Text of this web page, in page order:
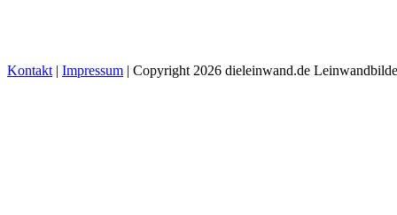
Kontakt| Impressum | Copyright 2026 dieleinwand.de